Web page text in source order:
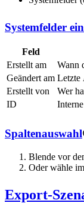
Systemfelder
Feld
Erstellt am
Wann
Geändert am Letzte
Erstellt von
Wer
ID
Spaltenauswahl
Blende vor
Oder wähle
Export-